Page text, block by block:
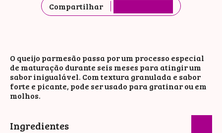
Ingredientes
O queijo parmesão passa por um processo especial
de maturação durante seis meses para atingir um
sabor inigualável. Com textura granulada e sabor
forte e picante, pode ser usado para gratinar ou em
molhos.
Compartilhar